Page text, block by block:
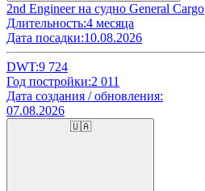
2nd Engineer на судно General Cargo
Длительность:4 месяца
Дата посадки:10.08.2026
DWT:9 724
Год постройки:2 011
Дата создания / обновления:
07.08.2026
🇺🇦